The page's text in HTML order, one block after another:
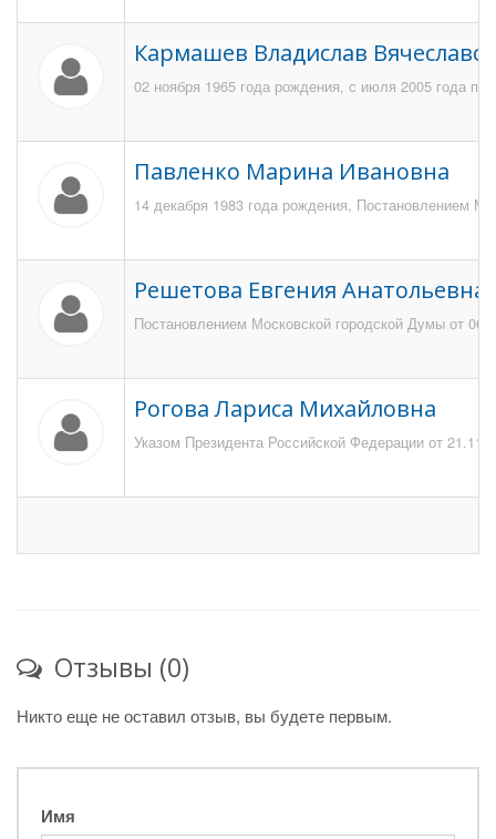
Кармашев Владислав
02 ноября 1965 года рождения, с июля 2005 года
Павленко Марина Ивановна
14 декабря 1983 года рождения, Постановлением
Решетова Евгения Анатольевна
Постановлением Московской городской Думы от
Рогова Лариса Михайловна
Указом Президента Российской Федерации от
Отзывы (0)
Никто еще не оставил отзыв, вы будете первым.
Имя